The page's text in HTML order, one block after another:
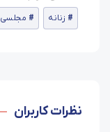
زنانه مجلسی
نظرات کاربران